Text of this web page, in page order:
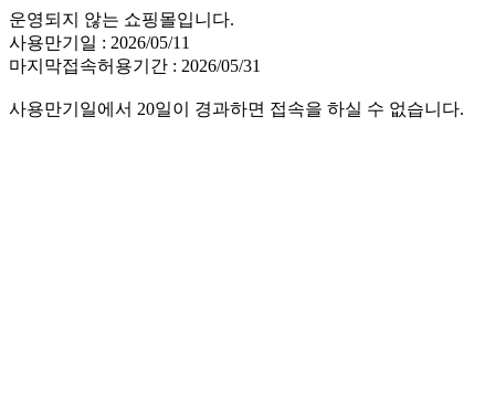
운영되지 않는 쇼핑몰입니다.
사용만기일 : 2026/05/11
마지막접속허용기간 : 2026/05/31
사용만기일에서 20일이 경과하면 접속을 하실 수 없습니다.